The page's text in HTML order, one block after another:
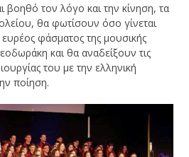
βοηθό τον λόγο και την κίνηση, τα
θα φωτίσουν όσο γίνεται
φάσματος της μουσικής
και θα αναδείξουν τις
του με την ελληνική
ποίηση.